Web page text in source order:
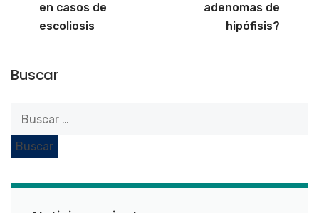
en casos de
escoliosis
adenomas de
hipófisis?
Buscar